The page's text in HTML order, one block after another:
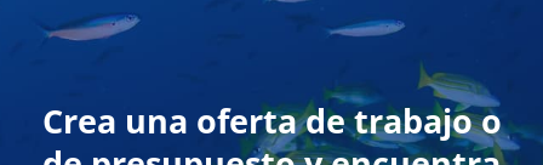
Crea una oferta de trabajo o